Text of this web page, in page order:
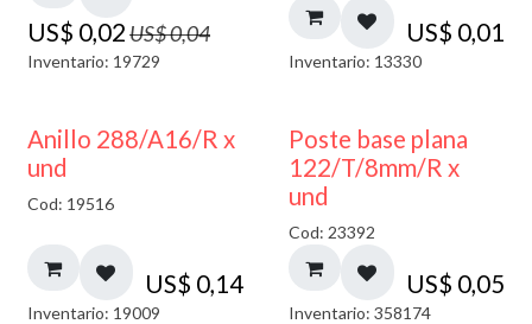
US$ 0,02US$0,04
Inventario: 19729
US$ 0,01
Inventario: 13330
Anillo 288/A16/R x
und
Cod: 19516
US$ 0,14
Inventario: 19009
Poste base plana
122/T/8mm/R x
und
Cod: 23392
US$ 0,05
Inventario: 358174